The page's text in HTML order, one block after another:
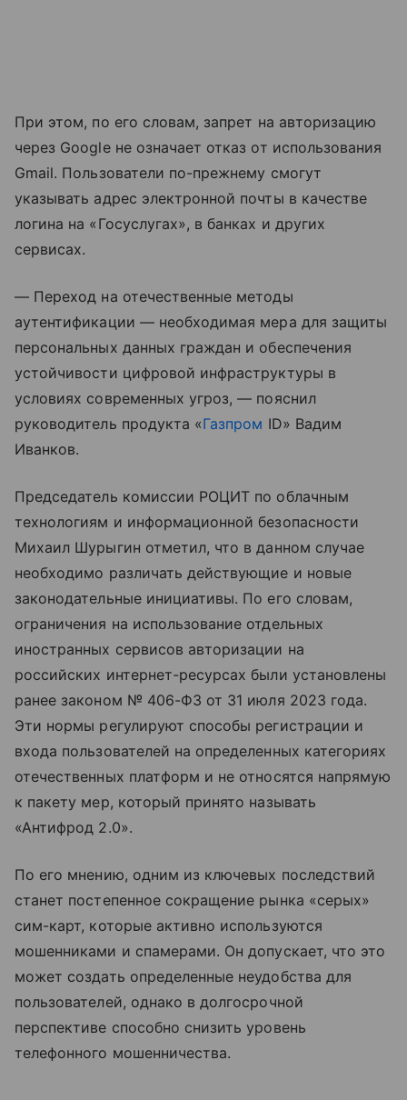
При этом, по его словам, запрет на авторизацию
через Google не означает отказ от использования
Gmail. Пользователи по-прежнему смогут
указывать адрес электронной почты в качестве
логина на «Госуслугах», в банках и других
сервисах.
— Переход на отечественные методы
аутентификации — необходимая мера для защиты
персональных данных граждан и обеспечения
устойчивости цифровой инфраструктуры в
условиях современных угроз, — пояснил
руководитель продукта «Газпром ID» Вадим
Иванков.
Председатель комиссии РОЦИТ по облачным
технологиям и информационной безопасности
Михаил Шурыгин отметил, что в данном случае
необходимо различать действующие и новые
законодательные инициативы. По его словам,
ограничения на использование отдельных
иностранных сервисов авторизации на
российских интернет-ресурсах были установлены
ранее законом № 406-ФЗ от 31 июля 2023 года.
Эти нормы регулируют способы регистрации и
входа пользователей на определенных категориях
отечественных платформ и не относятся напрямую
к пакету мер, который принято называть
«Антифрод 2.0».
По его мнению, одним из ключевых последствий
станет постепенное сокращение рынка «серых»
сим-карт, которые активно используются
мошенниками и спамерами. Он допускает, что это
может создать определенные неудобства для
пользователей, однако в долгосрочной
перспективе способно снизить уровень
телефонного мошенничества.